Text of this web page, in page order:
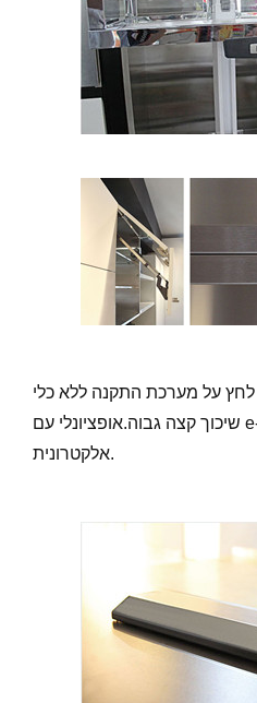
לחץ על מערכת התקנה ללא כלי Fixx.סופט סטופ פלוס
שיכוך קצה גבוה.אופציונלי עם e-touch.מערכת בקרת מגע
אלקטרונית.